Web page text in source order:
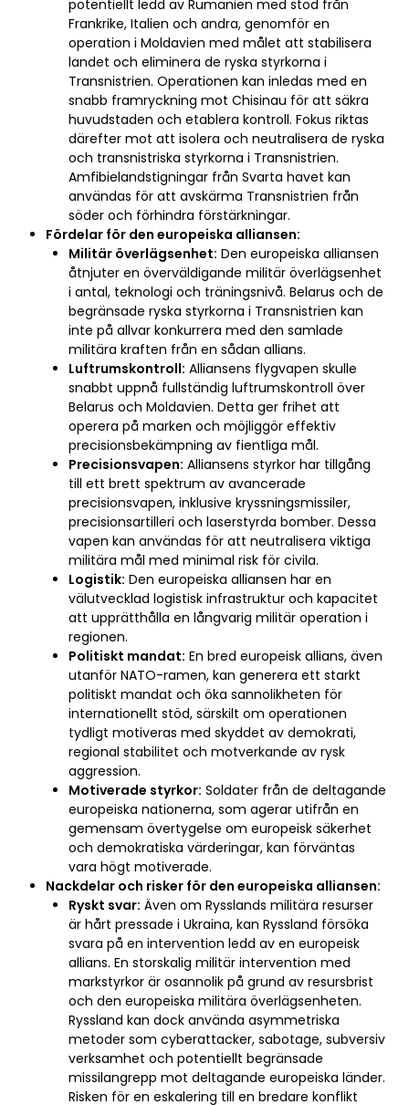
potentiellt ledd av Rumänien med stöd från
Frankrike, Italien och andra, genomför en
operation i Moldavien med målet att stabilisera
landet och eliminera de ryska styrkorna i
Transnistrien. Operationen kan inledas med en
snabb framryckning mot Chisinau för att säkra
huvudstaden och etablera kontroll. Fokus riktas
därefter mot att isolera och neutralisera de ryska
och transnistriska styrkorna i Transnistrien.
Amfibielandstigningar från Svarta havet kan
användas för att avskärma Transnistrien från
söder och förhindra förstärkningar.
Fördelar för den europeiska alliansen:
Militär överlägsenhet: Den europeiska alliansen
åtnjuter en överväldigande militär överlägsenhet
i antal, teknologi och träningsnivå. Belarus och de
begränsade ryska styrkorna i Transnistrien kan
inte på allvar konkurrera med den samlade
militära kraften från en sådan allians.
Luftrumskontroll: Alliansens flygvapen skulle
snabbt uppnå fullständig luftrumskontroll över
Belarus och Moldavien. Detta ger frihet att
operera på marken och möjliggör effektiv
precisionsbekämpning av fientliga mål.
Precisionsvapen: Alliansens styrkor har tillgång
till ett brett spektrum av avancerade
precisionsvapen, inklusive kryssningsmissiler,
precisionsartilleri och laserstyrda bomber. Dessa
vapen kan användas för att neutralisera viktiga
militära mål med minimal risk för civila.
Logistik: Den europeiska alliansen har en
välutvecklad logistisk infrastruktur och kapacitet
att upprätthålla en långvarig militär operation i
regionen.
Politiskt mandat: En bred europeisk allians, även
utanför NATO-ramen, kan generera ett starkt
politiskt mandat och öka sannolikheten för
internationellt stöd, särskilt om operationen
tydligt motiveras med skyddet av demokrati,
regional stabilitet och motverkande av rysk
aggression.
Motiverade styrkor: Soldater från de deltagande
europeiska nationerna, som agerar utifrån en
gemensam övertygelse om europeisk säkerhet
och demokratiska värderingar, kan förväntas
vara högt motiverade.
Nackdelar och risker för den europeiska alliansen:
Ryskt svar: Även om Rysslands militära resurser
är hårt pressade i Ukraina, kan Ryssland försöka
svara på en intervention ledd av en europeisk
allians. En storskalig militär intervention med
markstyrkor är osannolik på grund av resursbrist
och den europeiska militära överlägsenheten.
Ryssland kan dock använda asymmetriska
metoder som cyberattacker, sabotage, subversiv
verksamhet och potentiellt begränsade
missilangrepp mot deltagande europeiska länder.
Risken för en eskalering till en bredare konflikt